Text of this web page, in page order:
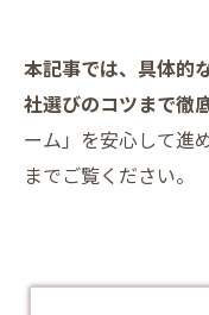
本記事では、具体的
社選びのコツまで徹
ーム」を安心して進
までご覧ください。